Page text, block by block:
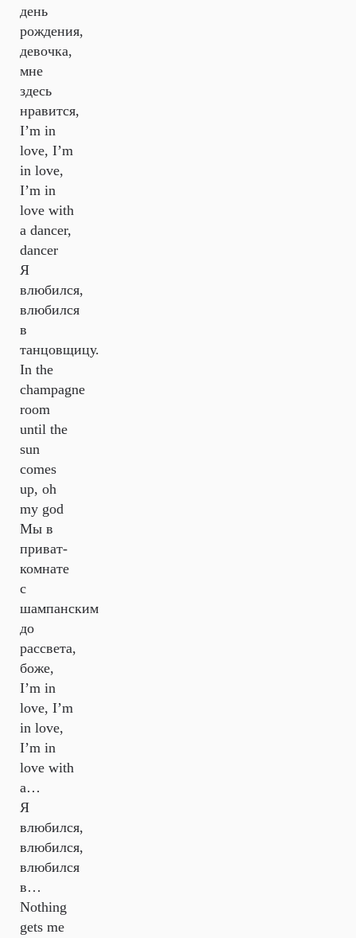
день
рождения,
девочка,
мне
здесь
нравится,
I’m in
love, I’m
in love,
I’m in
love with
a dancer,
dancer
Я
влюбился,
влюбился
в
танцовщицу.
In the
champagne
room
until the
sun
comes
up, oh
my god
Мы в
приват-
комнате
с
шампанским
до
рассвета,
боже,
I’m in
love, I’m
in love,
I’m in
love with
a…
Я
влюбился,
влюбился,
влюбился
в…
Nothing
gets me